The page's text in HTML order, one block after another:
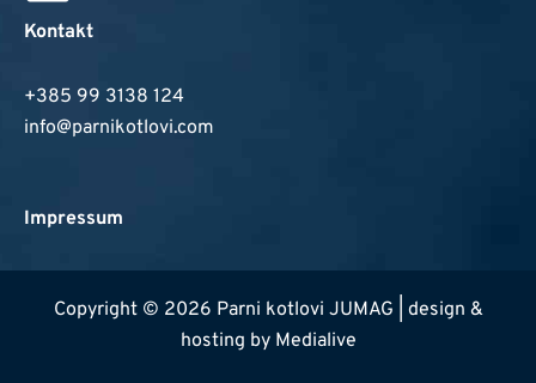
Kontakt
+385 99 3138 124
info@parnikotlovi.com
Impressum
Copyright © 2026 Parni kotlovi JUMAG | design &
hosting by Medialive